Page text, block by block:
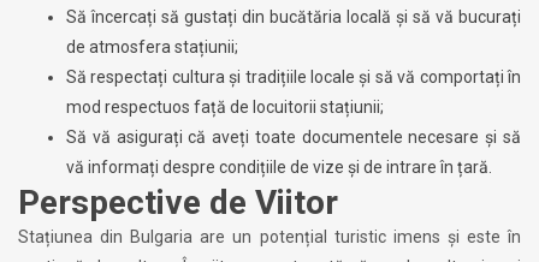
Să încercați să gustați din bucătăria locală și să vă bucurați
de atmosfera stațiunii;
Să respectați cultura și tradițiile locale și să vă comportați în
mod respectuos față de locuitorii stațiunii;
Să vă asigurați că aveți toate documentele necesare și să
vă informați despre condițiile de vize și de intrare în țară.
Perspective de Viitor
Stațiunea din Bulgaria are un potențial turistic imens și este în